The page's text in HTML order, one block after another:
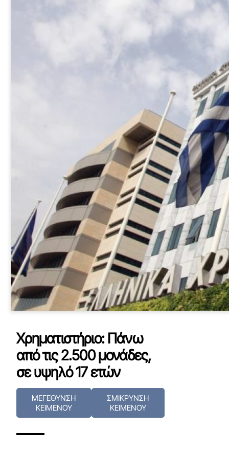
Χρηματιστήριο: Πάνω
από τις 2.500 μονάδες,
σε υψηλό 17 ετών
ΜΕΓΕΘΥΝΣΗ
ΚΕΙΜΕΝΟΥ
ΣΜΙΚΡΥΝΣΗ
ΚΕΙΜΕΝΟΥ